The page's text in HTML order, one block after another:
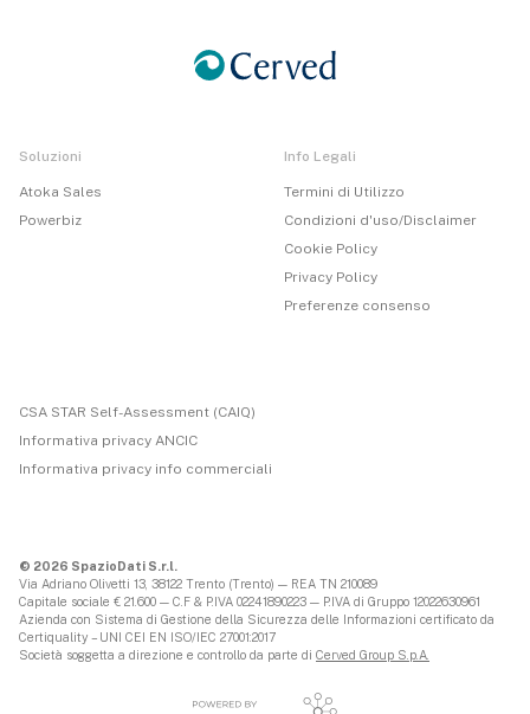
Soluzioni
Atoka Sales
Powerbiz
Info Legali
Termini di Utilizzo
Condizioni d'uso/Disclaimer
Cookie Policy
Privacy Policy
Preferenze consenso
CSA STAR Self-Assessment (CAIQ)
Informativa privacy ANCIC
Informativa privacy info commerciali
© 2026 SpazioDati S.r.l.
Via Adriano Olivetti 13, 38122 Trento (Trento) — REA TN 210089
Capitale sociale € 21.600 — C.F & P.IVA 02241890223 — P.IVA di Gruppo 12022630961
Azienda con Sistema di Gestione della Sicurezza delle Informazioni certificato da
Certiquality – UNI CEI EN ISO/IEC 27001:2017
Società soggetta a direzione e controllo da parte di Cerved Group S.p.A.